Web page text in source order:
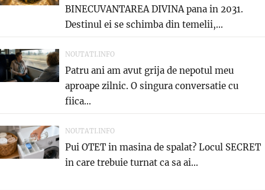
BINECUVANTAREA DIVINA pana in 2031.
Destinul ei se schimba din temelii,...
NOUTATI.INFO
Patru ani am avut grija de nepotul meu
aproape zilnic. O singura conversatie cu
fiica...
NOUTATI.INFO
Pui OTET in masina de spalat? Locul SECRET
in care trebuie turnat ca sa ai...